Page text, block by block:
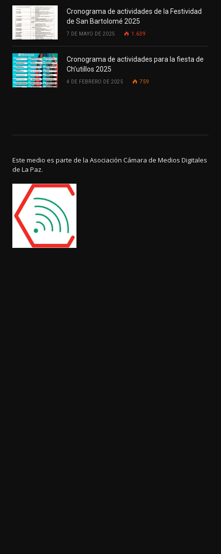
Cronograma de actividades de la Festividad
de San Bartolomé 2025
7 DE MAYO DE 2025 1.639
Cronograma de actividades para la fiesta de
Ch’utillos 2025
4 DE FEBRERO DE 2025 759
Este medio es parte de la Asociación Cámara de Medios Digitales
de La Paz.